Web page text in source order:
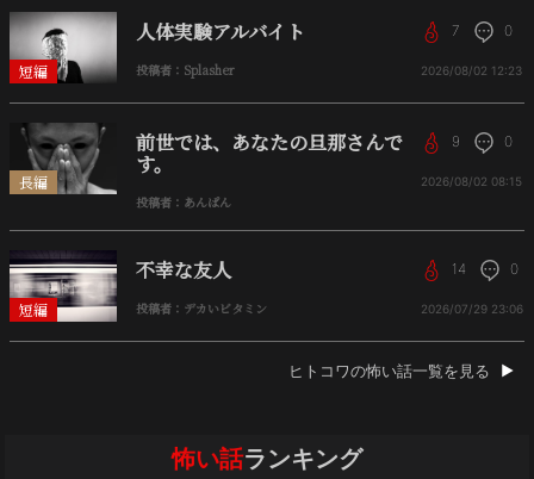
短編
人体実験アルバイト
投稿者：Splasher
7 0
2026/08/02 12:23
長編
前世では、あなたの旦那さんで
す。
投稿者：あんぱん
9 0
2026/08/02 08:15
短編
不幸な友人
投稿者：デカいビタミン
14 0
2026/07/29 23:06
ヒトコワの怖い話一覧を見る
怖い話ランキング